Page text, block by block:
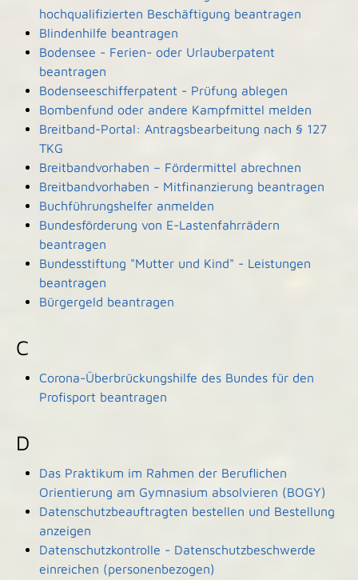
hochqualifizierten Beschäftigung beantragen
Blindenhilfe beantragen
Bodensee - Ferien- oder Urlauberpatent
beantragen
Bodenseeschifferpatent - Prüfung ablegen
Bombenfund oder andere Kampfmittel melden
Breitband-Portal: Antragsbearbeitung nach § 127
TKG
Breitbandvorhaben – Fördermittel abrechnen
Breitbandvorhaben - Mitfinanzierung beantragen
Buchführungshelfer anmelden
Bundesförderung von E-Lastenfahrrädern
beantragen
Bundesstiftung "Mutter und Kind" - Leistungen
beantragen
Bürgergeld beantragen
C
Corona-Überbrückungshilfe des Bundes für den
Profisport beantragen
D
Das Praktikum im Rahmen der Beruflichen
Orientierung am Gymnasium absolvieren (BOGY)
Datenschutzbeauftragten bestellen und Bestellung
anzeigen
Datenschutzkontrolle - Datenschutzbeschwerde
einreichen (personenbezogen)